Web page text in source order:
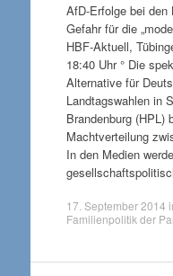
AfD-Erfolge bei den
Gefahr für die
HBF-Aktuell,
18:40 Uhr ° Die
Alternative für
Landtagswahlen in
Brandenburg (HPL)
Machtverteilung
In den Medien
17. September 2014
Familienpolitik der